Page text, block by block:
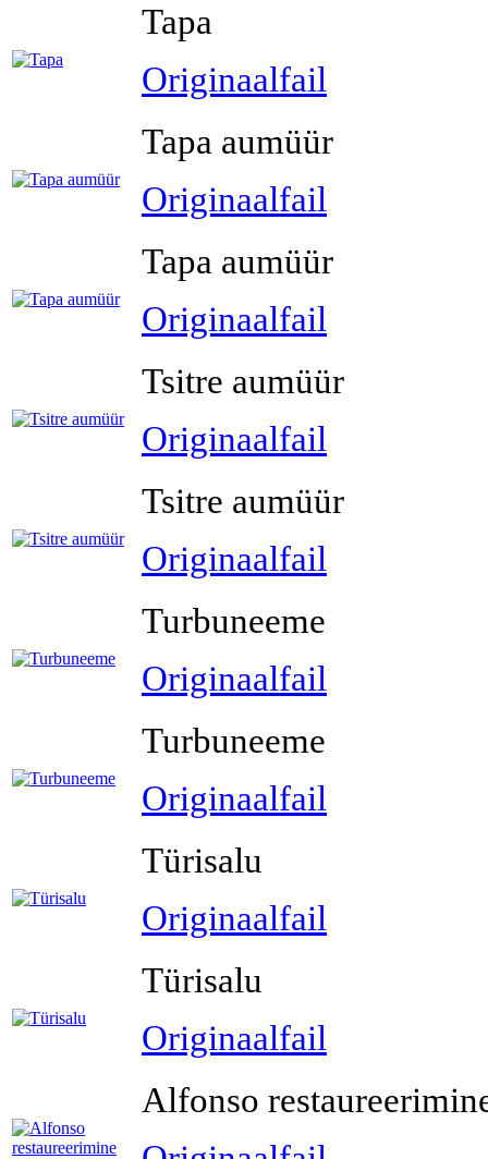
Tapa
Originaalfail
Tapa aumüür
Originaalfail
Tapa aumüür
Originaalfail
Tsitre aumüür
Originaalfail
Tsitre aumüür
Originaalfail
Turbuneeme
Originaalfail
Turbuneeme
Originaalfail
Türisalu
Originaalfail
Türisalu
Originaalfail
Alfonso